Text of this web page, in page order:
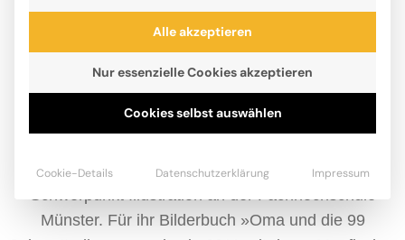
Anna Marshall, geboren 1980 in Bielefeld, zeichnete
altes Kontoheft. Später studierte sie Design mit dem
Schwerpunkt Illustration an der Fachhochschule
Münster. Für ihr Bilderbuch »Oma und die 99
Alle akzeptieren
Nur essenzielle Cookies akzeptieren
Cookies selbst auswählen
Cookie-Details Datenschutzerklärung Impressum